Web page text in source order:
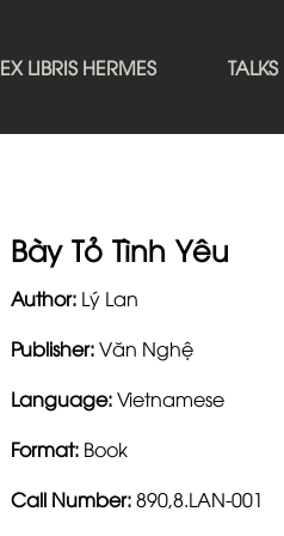
EX LIBRIS HERMES TALKS
Bày Tỏ Tình Yêu
Author:Lý Lan
Publisher:Văn Nghệ
Language:Vietnamese
Format:Book
Call Number:890,8.LAN-001